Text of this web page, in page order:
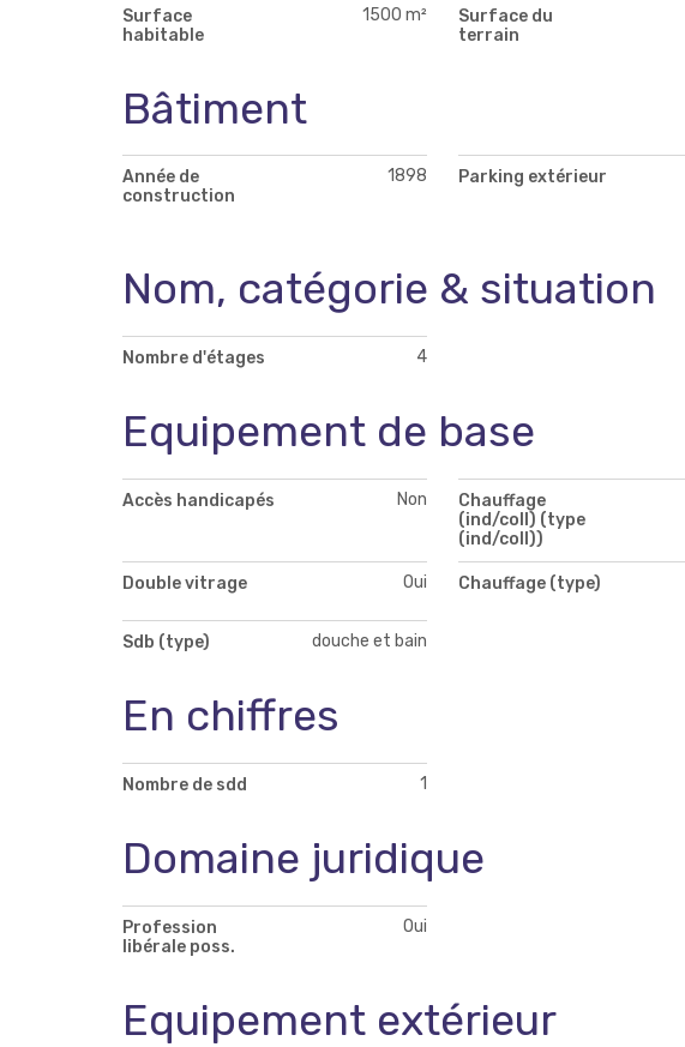
Surface
habitable
1500 m²
Surface du
terrain
Bâtiment
Année de
construction
1898 Parking extérieur
Nom, catégorie & situation
Nombre d'étages 4
Equipement de base
Accès handicapés Non
Chauffage
(ind/coll) (type
(ind/coll))
Double vitrage Oui Chauffage (type)
Sdb (type) douche et bain
En chiffres
Nombre de sdd 1
Domaine juridique
Profession
libérale poss.
Oui
Equipement extérieur